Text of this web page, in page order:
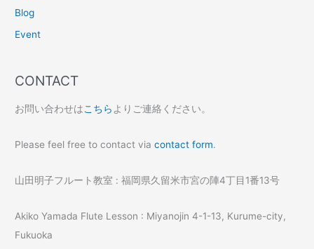
Blog
Event
CONTACT
お問い合わせはこちら よりご連絡ください。
Please feel free to contact viacontact form.
山田明子フルート教室 : 福岡県久留米市宮の陣4丁目1番13号
Akiko Yamada Flute Lesson : Miyanojin 4-1-13, Kurume-city,
Fukuoka